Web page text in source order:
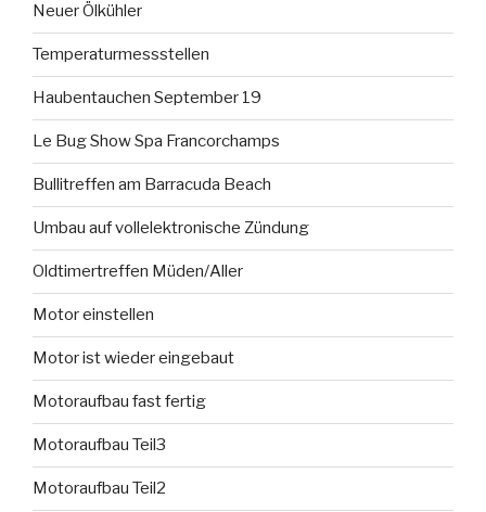
Neuer Ölkühler
Temperaturmessstellen
Haubentauchen September 19
Le Bug Show Spa Francorchamps
Bullitreffen am Barracuda Beach
Umbau auf vollelektronische Zündung
Oldtimertreffen Müden/Aller
Motor einstellen
Motor ist wieder eingebaut
Motoraufbau fast fertig
Motoraufbau Teil3
Motoraufbau Teil2